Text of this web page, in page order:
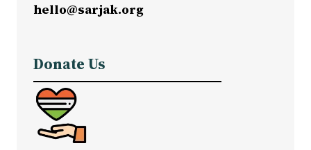
hello@sarjak.org
Donate Us